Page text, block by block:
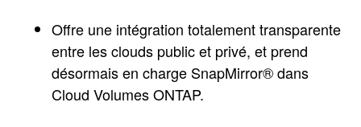
Offre une intégration totalement transparente
entre les clouds public et privé, et prend
désormais en charge SnapMirror® dans
Cloud Volumes ONTAP.